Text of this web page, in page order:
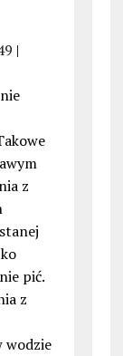
|
z
pić.
z
wodzie